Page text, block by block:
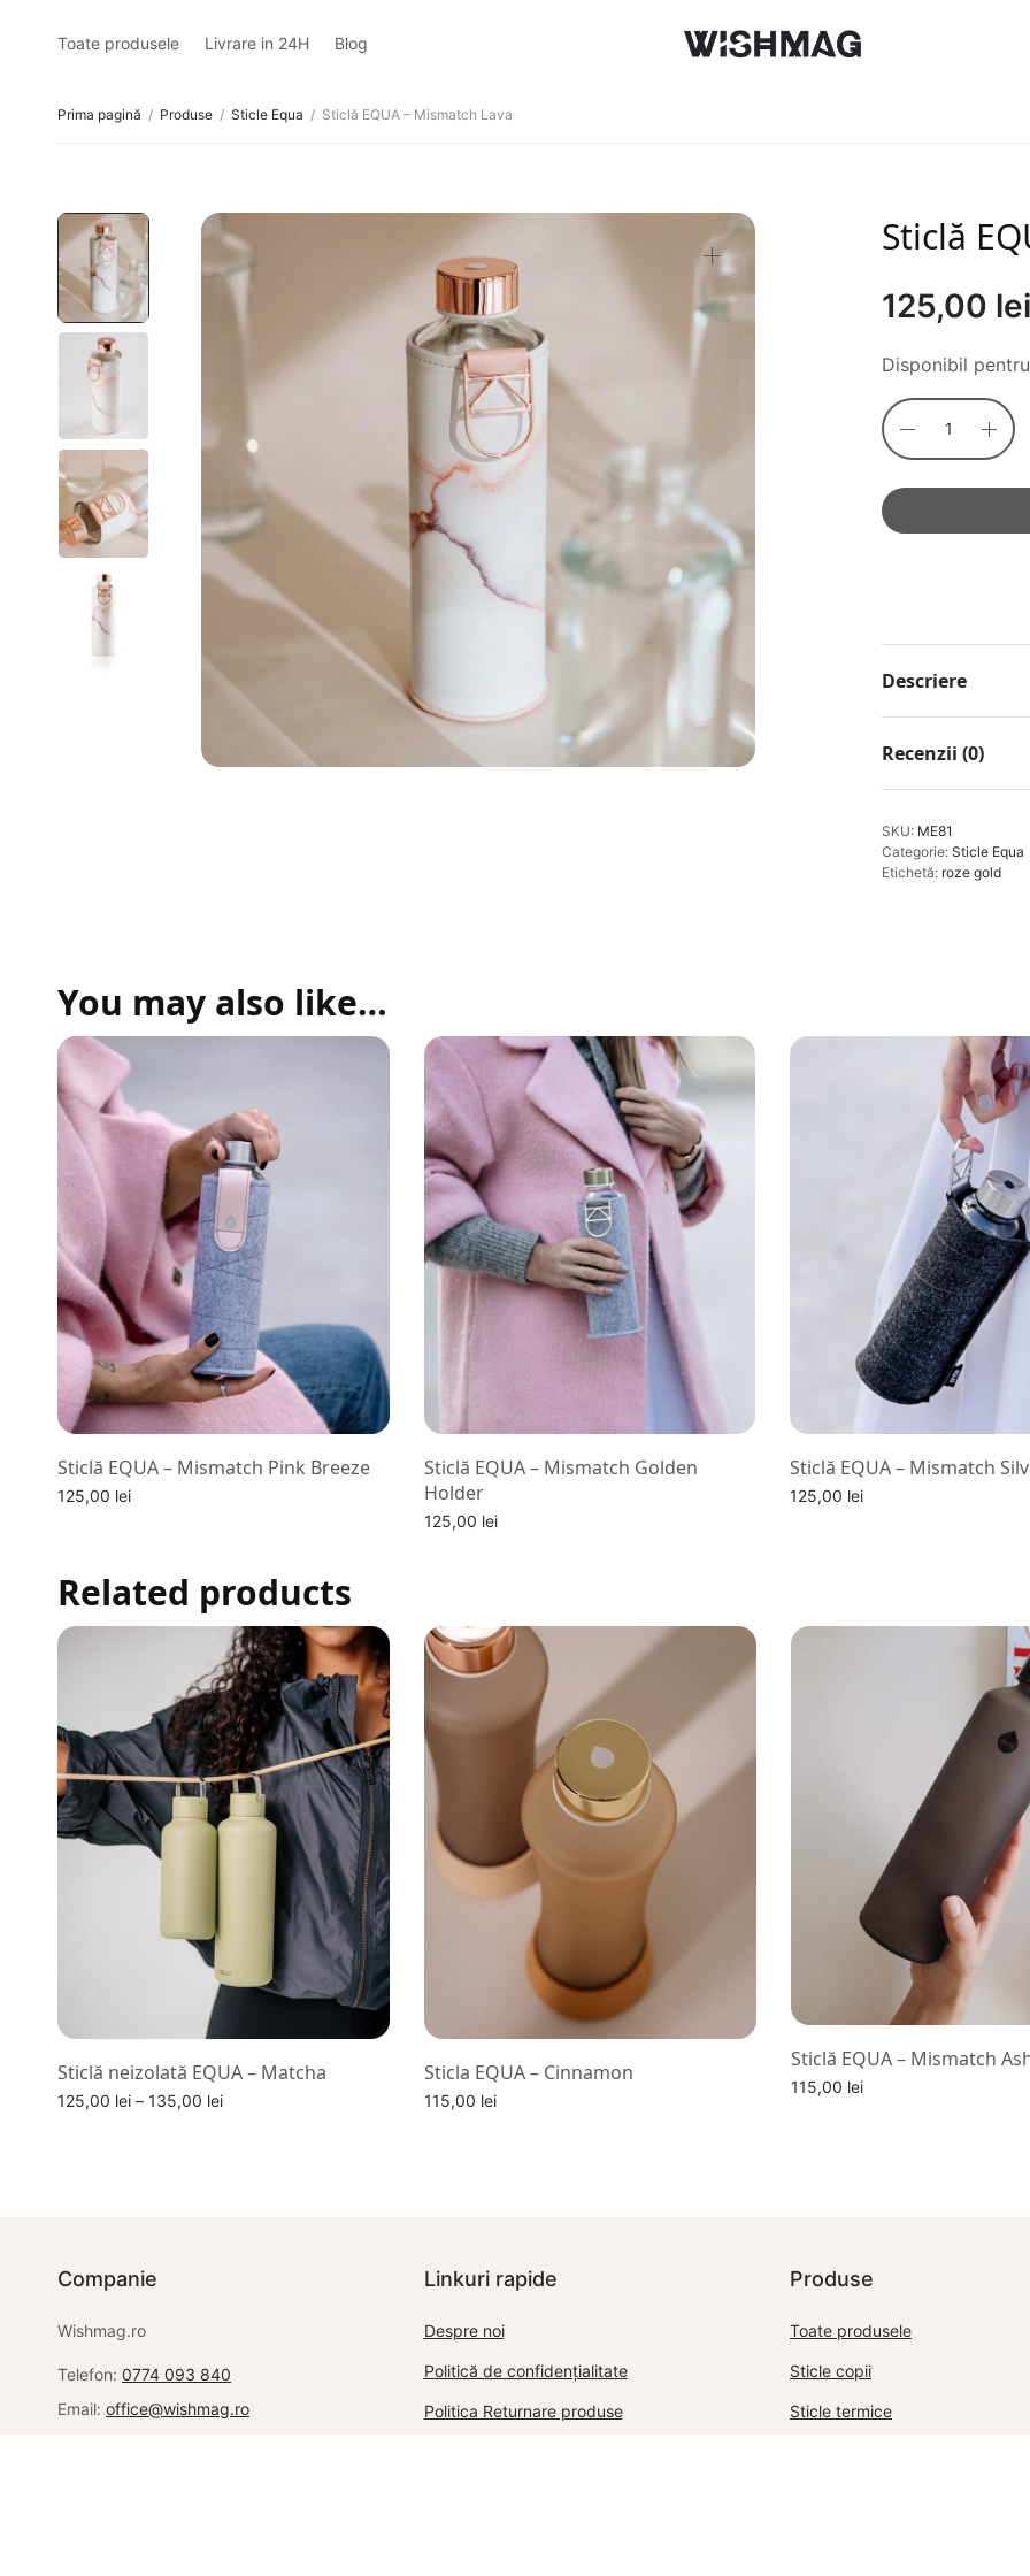
Toate produsele Livrare in 24H Blog
Prima pagină / Produse / Sticle Equa / Sticlă EQUA – Mismatch Lava
Sticlă
125,00
Disponibil
Descriere
Recenzii (0)
SKU: ME81
Categorie: Sticle Equa
Etichetă: roze gold
You may also like…
Sticlă EQUA – Mismatch Pink Breeze
125,00 lei
Sticlă EQUA – Mismatch Golden
Holder
125,00 lei
Sticlă EQUA – Mismatch
125,00 lei
Related products
Sticlă neizolată EQUA – Matcha
125,00 lei – 135,00 leiInterval
Sticla EQUA – Cinnamon
115,00 lei
Sticlă EQUA – Mismatch
115,00 lei
Companie
Wishmag.ro
Telefon:0774 093 840
Email:office@wishmag.ro
Linkuri rapide
Despre noi
Politică de confidențialitate
Politica Returnare produse
Produse
Toate produsele
Sticle copii
Sticle termice